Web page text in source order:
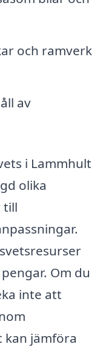
och ramverk
av
i Lammhult
olika
till
Om du
inte att
jämföra